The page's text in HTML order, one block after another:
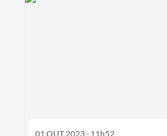
01 OUT 2023 - 11h52